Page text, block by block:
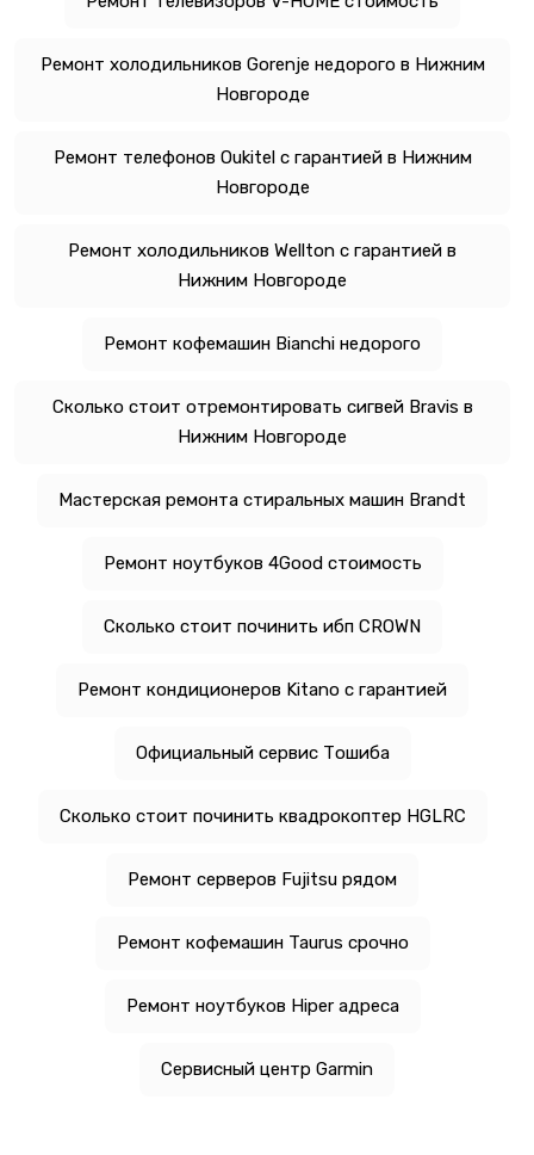
Ремонт холодильников Gorenje недорого в Нижним
Новгороде
Ремонт телефонов Oukitel с гарантией в Нижним
Новгороде
Ремонт холодильников Wellton с гарантией в
Нижним Новгороде
Ремонт кофемашин Bianchi недорого
Сколько стоит отремонтировать сигвей Bravis в
Нижним Новгороде
Мастерская ремонта стиральных машин Brandt
Ремонт ноутбуков 4Good стоимость
Сколько стоит починить ибп CROWN
Ремонт кондиционеров Kitano с гарантией
Официальный сервис Тошиба
Сколько стоит починить квадрокоптер HGLRC
Ремонт серверов Fujitsu рядом
Ремонт кофемашин Taurus срочно
Ремонт ноутбуков Hiper адреса
Сервисный центр Garmin